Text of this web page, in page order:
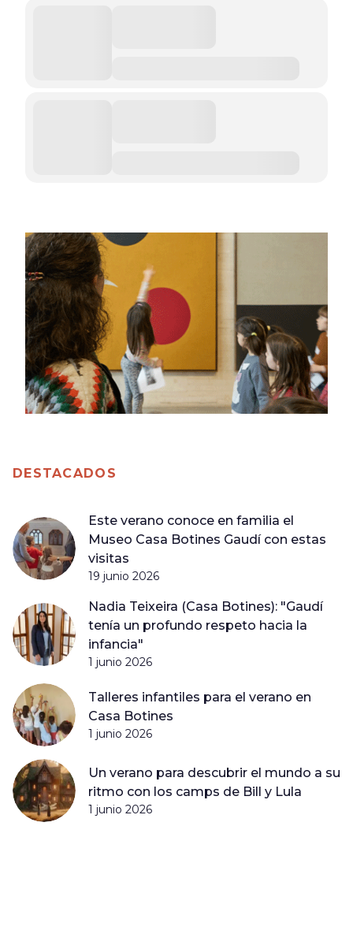
DESTACADOS
Este verano conoce en familia el
Museo Casa Botines Gaudí con estas
visitas
19 junio 2026
Nadia Teixeira (Casa Botines): "Gaudí
tenía un profundo respeto hacia la
infancia"
1 junio 2026
Talleres infantiles para el verano en
Casa Botines
1 junio 2026
Un verano para descubrir el mundo a su
ritmo con los camps de Bill y Lula
1 junio 2026